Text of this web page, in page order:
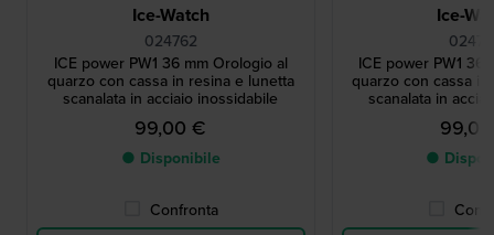
Ice-Watch
024762
ICE power PW1 36 mm Orologio al
quarzo con cassa in resina e lunetta
scanalata in acciaio inossidabile
99,00 €
● Disponibile
Confronta
Ice-
ICE power PW1 36
quarzo con cassa
scanalata in
●